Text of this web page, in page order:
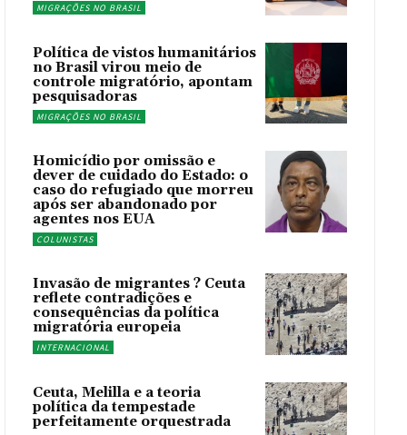
MIGRAÇÕES NO BRASIL
Política de vistos humanitários
no Brasil virou meio de
controle migratório, apontam
pesquisadoras
MIGRAÇÕES NO BRASIL
Homicídio por omissão e
dever de cuidado do Estado: o
caso do refugiado que morreu
após ser abandonado por
agentes nos EUA
COLUNISTAS
Invasão de migrantes ? Ceuta
reflete contradições e
consequências da política
migratória europeia
INTERNACIONAL
Ceuta, Melilla e a teoria
política da tempestade
perfeitamente orquestrada